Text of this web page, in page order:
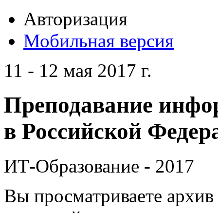
Авторизация
Мобильная версия
11 - 12 мая 2017 г.
Преподавание
в Российской
ИТ-Образование - 2017
Вы просматриваете